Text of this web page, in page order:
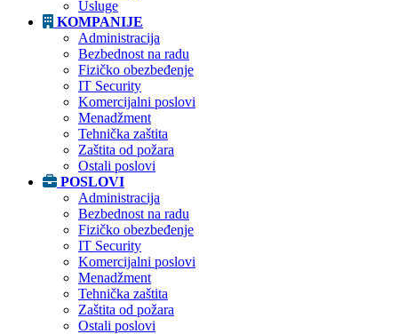
Usluge
KOMPANIJE
Administracija
Bezbednost na radu
Fizičko obezbeđenje
IT Security
Komercijalni poslovi
Menadžment
Tehnička zaštita
Zaštita od požara
Ostali poslovi
POSLOVI
Administracija
Bezbednost na radu
Fizičko obezbeđenje
IT Security
Komercijalni poslovi
Menadžment
Tehnička zaštita
Zaštita od požara
Ostali poslovi